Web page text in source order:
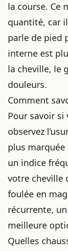
la course. Ce
quantité, car
parle de pied
interne est
la cheville, le
douleurs.
Comment
Pour savoir si
observez
plus marquée
un indice
votre cheville
foulée en
récurrente,
meilleure
Quelles